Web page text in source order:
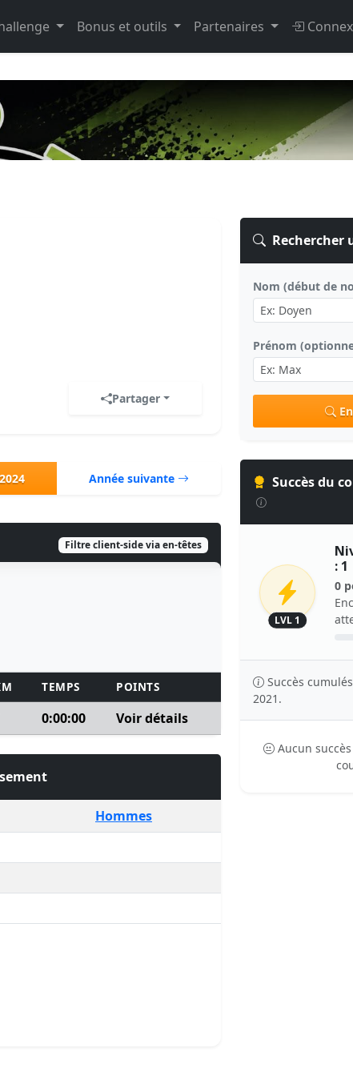
Bonus et outils Partenaires
Partager
2024 Année suivante
Filtre client-side via en-têtes
TEMPS POINTS
0:00:00 Voir détails
Hommes
Rechercher
Nom (début de
Prénom
Succès du
LVL 1
: 1
0
Succès
2021.
Aucun